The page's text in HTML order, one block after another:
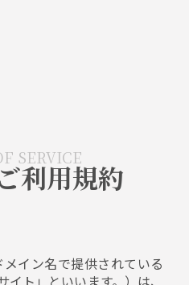
SERVICE
利用規約
イン名で提供されている
ト」といいます。）は、